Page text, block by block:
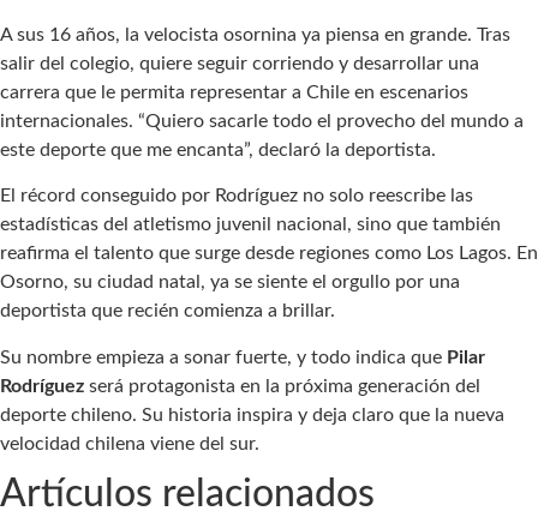
A sus 16 años, la velocista osornina ya piensa en grande. Tras
salir del colegio, quiere seguir corriendo y desarrollar una
carrera que le permita representar a Chile en escenarios
internacionales. “Quiero sacarle todo el provecho del mundo a
este deporte que me encanta”, declaró la deportista.
El récord conseguido por Rodríguez no solo reescribe las
estadísticas del atletismo juvenil nacional, sino que también
reafirma el talento que surge desde regiones como Los Lagos. En
Osorno, su ciudad natal, ya se siente el orgullo por una
deportista que recién comienza a brillar.
Su nombre empieza a sonar fuerte, y todo indica que Pilar
Rodríguez será protagonista en la próxima generación del
deporte chileno. Su historia inspira y deja claro que la nueva
velocidad chilena viene del sur.
Artículos relacionados